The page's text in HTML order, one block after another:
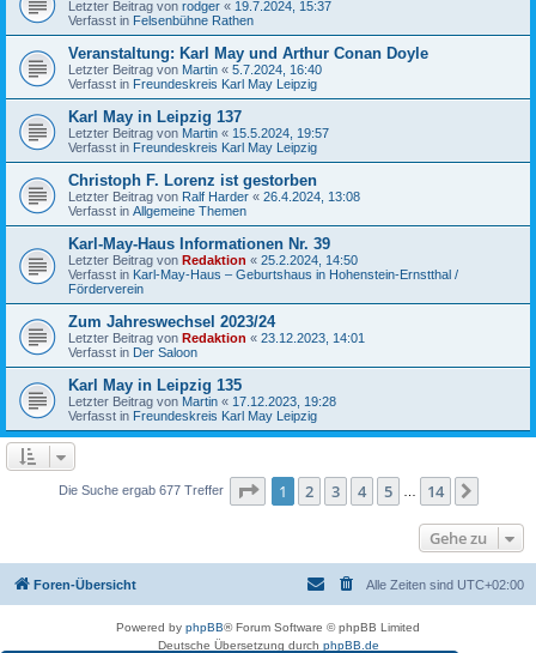
Letzter Beitrag von rodger « 19.7.2024, 15:37
Verfasst in Felsenbühne Rathen
Veranstaltung: Karl May und Arthur Conan Doyle
Letzter Beitrag von Martin « 5.7.2024, 16:40
Verfasst in Freundeskreis Karl May Leipzig
Karl May in Leipzig 137
Letzter Beitrag von Martin « 15.5.2024, 19:57
Verfasst in Freundeskreis Karl May Leipzig
Christoph F. Lorenz ist gestorben
Letzter Beitrag von Ralf Harder « 26.4.2024, 13:08
Verfasst in Allgemeine Themen
Karl-May-Haus Informationen Nr. 39
Letzter Beitrag von Redaktion « 25.2.2024, 14:50
Verfasst in Karl-May-Haus – Geburtshaus in Hohenstein-Ernstthal /
Förderverein
Zum Jahreswechsel 2023/24
Letzter Beitrag von Redaktion « 23.12.2023, 14:01
Verfasst in Der Saloon
Karl May in Leipzig 135
Letzter Beitrag von Martin « 17.12.2023, 19:28
Verfasst in Freundeskreis Karl May Leipzig
Die Suche ergab 677 Treffer Seite 1von 14
1 2 3 4 5 14
Gehe zu
Foren-Übersicht Alle Zeiten sind UTC+02:00
Powered by phpBB® Forum Software © phpBB Limited
Deutsche Übersetzung durch phpBB.de